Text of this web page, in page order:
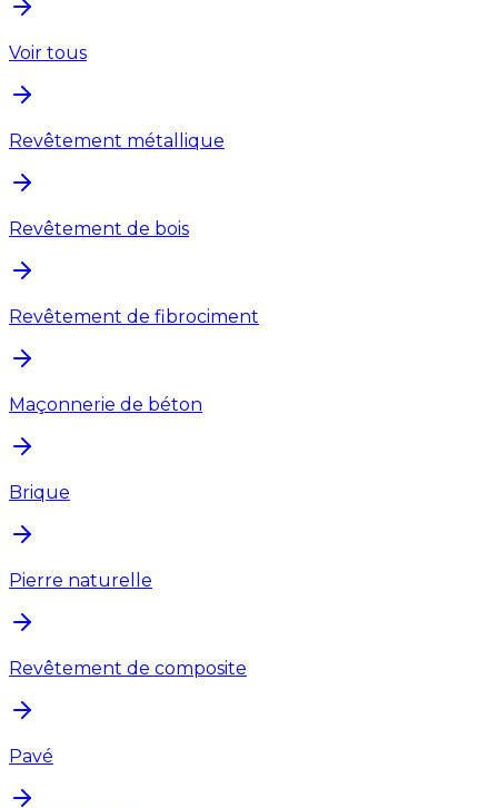
Voir tous
Revêtement métallique
Revêtement de bois
Revêtement de fibrociment
Maçonnerie de béton
Brique
Pierre naturelle
Revêtement de composite
Pavé